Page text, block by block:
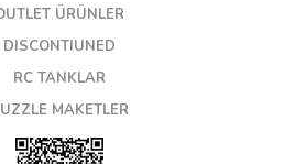
ÜRÜNLER
DISCONTIUNED
RC TANKLAR
MAKETLER